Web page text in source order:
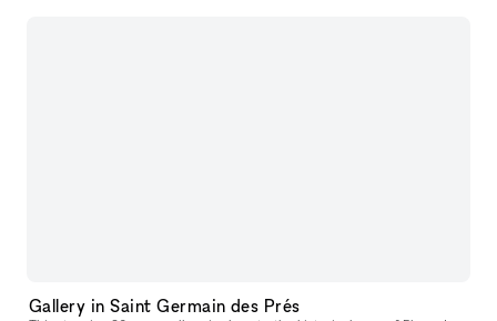
Gallery in Saint Germain des Prés